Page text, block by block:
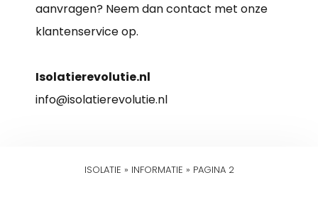
aanvragen? Neem dan contact met onze
klantenservice op.
Isolatierevolutie.nl
info@isolatierevolutie.nl
ISOLATIE » INFORMATIE » PAGINA 2